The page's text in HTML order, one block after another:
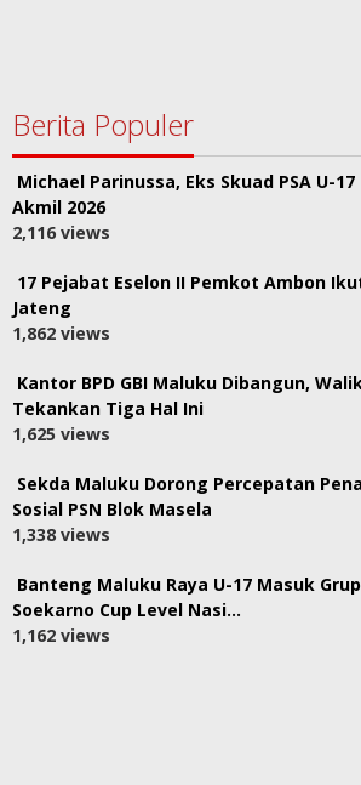
Berita Populer
Michael Parinussa, Eks Skuad PSA U-
Akmil 2026
2,116 views
17 Pejabat Eselon II Pemkot Ambon
Jateng
1,862 views
Kantor BPD GBI Maluku Dibangun,
Tekankan Tiga Hal Ini
1,625 views
Sekda Maluku Dorong Percepatan
Sosial PSN Blok Masela
1,338 views
Banteng Maluku Raya U-17 Masuk
Soekarno Cup Level Nasi…
1,162 views